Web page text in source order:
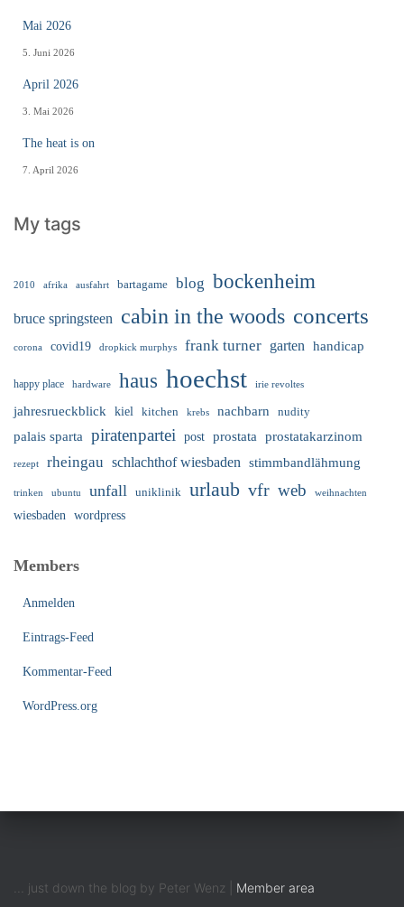
Mai 2026
5. Juni 2026
April 2026
3. Mai 2026
The heat is on
7. April 2026
My tags
2010 afrika ausfahrt bartagame blog bockenheim
bruce springsteen cabin in the woods concerts
corona covid19 dropkick murphys frank turner garten handicap
happy place hardware haus hoechst irie revoltes
jahresrueckblick kiel kitchen krebs nachbarn nudity
palais sparta piratenpartei post prostata prostatakarzinom
rezept rheingau schlachthof wiesbaden stimmbandlähmung
trinken ubuntu unfall uniklinik urlaub vfr web weihnachten
wiesbaden wordpress
Members
Anmelden
Eintrags-Feed
Kommentar-Feed
WordPress.org
... just down the blog by Peter Wenz | Member area